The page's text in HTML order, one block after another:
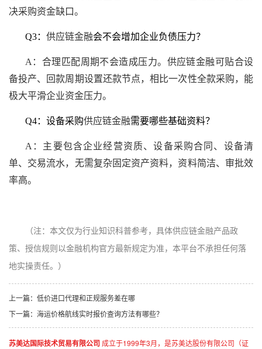
决采购资金缺口。
Q3： 供应链金融会不会增加企业负债压力？
A：合理匹配周期不会造成压力。供应链金融可贴合设
备投产、回款周期设置还款节点，相比一次性全款采购，能
极大平滑企业资金压力。
Q4：设备采购供应链金融需要哪些基础资料？
A：主要包含企业经营资质、设备采购合同、设备清
单、交易流水，无需复杂固定资产资料，资料简洁、审批效
率高。
（注：本文仅为行业知识科普参考，具体供应链金融产品政
策、授信规则以金融机构官方最新规定为准，本平台不承担任何落
地实操责任。）
上一篇： 低价进口代理和正规服务差在哪
下一篇： 海运价格航线实时报价查询方法有哪些？
苏美达国际技术贸易有限公司 成立于1999年3月，是苏美达股份有限公司（证